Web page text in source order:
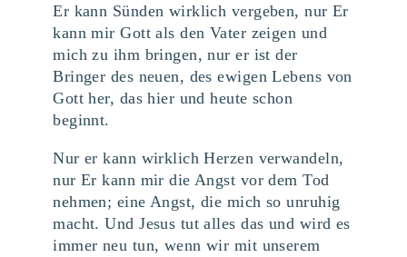
Er kann Sünden wirklich vergeben, nur Er
kann mir Gott als den Vater zeigen und
mich zu ihm bringen, nur er ist der
Bringer des neuen, des ewigen Lebens von
Gott her, das hier und heute schon
beginnt.
Nur er kann wirklich Herzen verwandeln,
nur Er kann mir die Angst vor dem Tod
nehmen; eine Angst, die mich so unruhig
macht. Und Jesus tut alles das und wird es
immer neu tun, wenn wir mit unserem